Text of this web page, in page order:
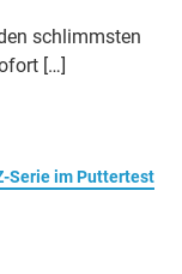
schlimmsten
[…]
Serie im Puttertest